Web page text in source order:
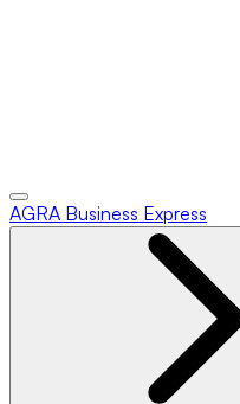
AGRA Business Express